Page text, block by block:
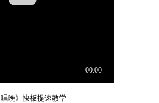
唱晚》快板提速教学